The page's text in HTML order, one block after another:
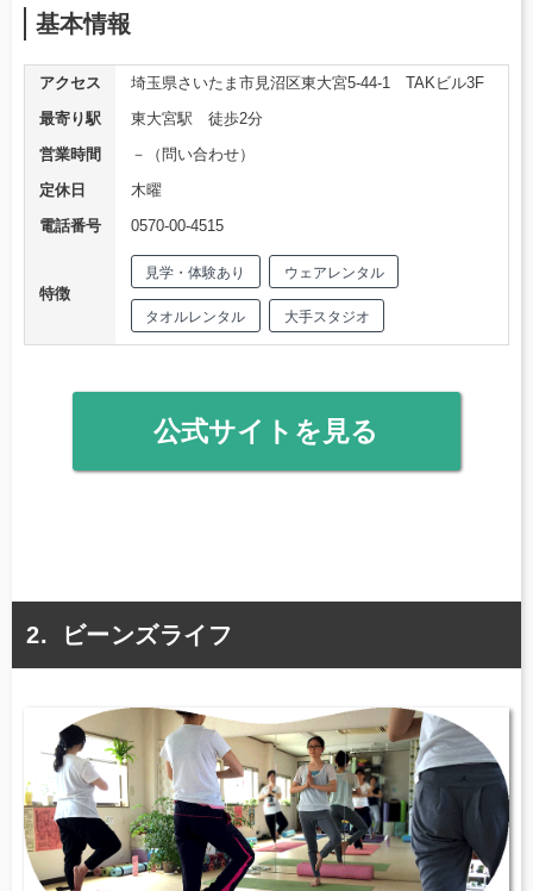
基本情報
アクセス
埼玉県さいたま市見沼区東大宮5-44-1 TAKビル3F
最寄り駅
東大宮駅 徒歩2分
営業時間
－（問い合わせ）
定休日
木曜
電話番号
0570-00-4515
特徴
見学・体験あり ウェアレンタル
タオルレンタル 大手スタジオ
公式サイトを見る
ビーンズライフ